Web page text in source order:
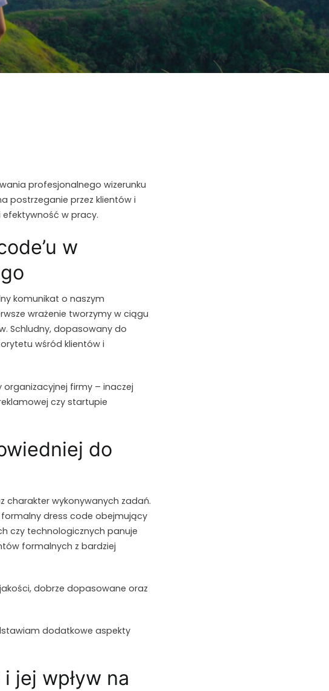
profesjonalnego wizerunku
postrzeganie przez klientów i
efektywność w pracy.
w
komunikat o naszym
wrażenie tworzymy w ciągu
Schludny, dopasowany do
wśród klientów i
firmy – inaczej
czy startupie
do
charakter wykonywanych zadań.
dress code obejmujący
czy technologicznych panuje
formalnych z bardziej
dobrze dopasowane oraz
dodatkowe aspekty
jej wpływ na